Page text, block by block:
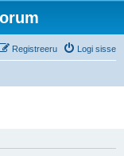
Logi sisse
Registreeru